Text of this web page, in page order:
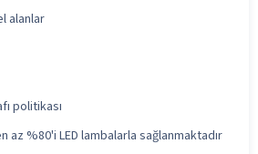
alanlar
politikası
az %80'i LED lambalarla sağlanmaktadır